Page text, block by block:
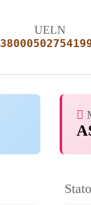
UELN